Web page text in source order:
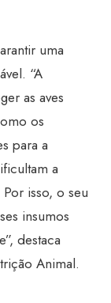
uma
“A
as aves
os
para a
a
isso, o seu
insumos
destaca
Animal.